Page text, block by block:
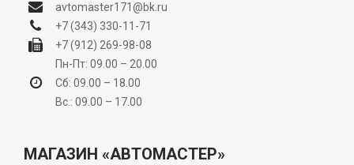
avtomaster171@bk.ru
+7 (343) 330-11-71
+7 (912) 269-98-08
Пн-Пт: 09.00 – 20.00
Сб: 09.00 – 18.00
Вс.: 09.00 – 17.00
МАГАЗИН «АВТОМАСТЕР»